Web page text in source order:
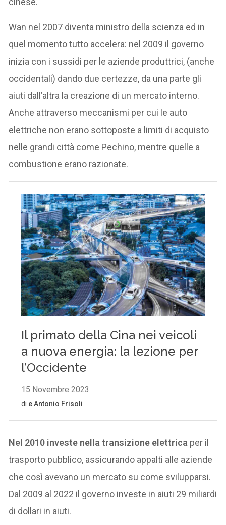
Wan nel 2007 diventa ministro della scienza ed in
quel momento tutto accelera: nel 2009 il governo
inizia con i sussidi per le aziende produttrici, (anche
occidentali) dando due certezze, da una parte gli
aiuti dall’altra la creazione di un mercato interno.
Anche attraverso meccanismi per cui le auto
elettriche non erano sottoposte a limiti di acquisto
nelle grandi città come Pechino, mentre quelle a
combustione erano razionate.
Nel 2010 investe nella transizione elettrica per il
trasporto pubblico, assicurando appalti alle aziende
che così avevano un mercato su come svilupparsi.
Dal 2009 al 2022 il governo investe in aiuti 29 miliardi
di dollari in aiuti.